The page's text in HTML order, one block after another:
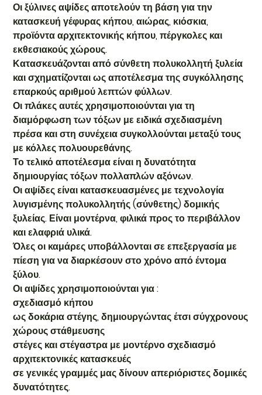
Οι ξύλινες αψίδες αποτελούν τη βάση για την
κατασκευή γέφυρας κήπου, αιώρας, κιόσκια,
προϊόντα αρχιτεκτονικής κήπου, πέργκολες και
εκθεσιακούς χώρους.
Κατασκευάζονται από σύνθετη πολυκολλητή ξυλεία
και σχηματίζονται ως αποτέλεσμα της συγκόλλησης
επαρκούς αριθμού λεπτών φύλλων.
Οι πλάκες αυτές χρησιμοποιούνται για τη
διαμόρφωση των τόξων με ειδικά σχεδιασμένη
πρέσα και στη συνέχεια συγκολλούνται μεταξύ τους
με κόλλες πολυουρεθάνης.
Το τελικό αποτέλεσμα είναι η δυνατότητα
δημιουργίας τόξων πολλαπλών αξόνων.
Οι αψίδες είναι κατασκευασμένες με τεχνολογία
λυγισμένης πολυκολλητής (σύνθετης) δομικής
ξυλείας. Είναι μοντέρνα, φιλικά προς το περιβάλλον
και ελαφριά υλικά.
Όλες οι καμάρες υποβάλλονται σε επεξεργασία με
πίεση για να διαρκέσουν στο χρόνο από έντομα
ξύλου.
Οι αψίδες χρησιμοποιούνται για :
σχεδιασμό κήπου
ως δοκάρια στέγης, δημιουργώντας έτσι σύγχρονους
χώρους στάθμευσης
στέγες και στέγαστρα με μοντέρνο σχεδιασμό
αρχιτεκτονικές κατασκευές
σε γενικές γραμμές μας δίνουν απεριόριστες δομικές
δυνατότητες.